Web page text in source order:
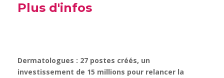
Plus d'infos
Dermatologues : 27 postes créés, un
investissement de 15 millions pour relancer la